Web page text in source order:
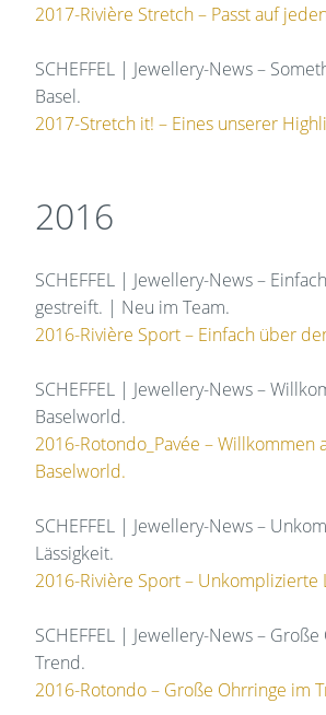
2017-Rivière Stretch – Passt auf
SCHEFFEL | Jewellery-News –
Basel.
2017-Stretch it! – Eines unserer
2016
SCHEFFEL | Jewellery-News –
gestreift. | Neu im Team.
2016-Rivière Sport – Einfach über
SCHEFFEL | Jewellery-News –
Baselworld.
2016-Rotondo_Pavée – Willkommen
Baselworld.
SCHEFFEL | Jewellery-News –
Lässigkeit.
2016-Rivière Sport – Unkomplizierte
SCHEFFEL | Jewellery-News –
Trend.
2016-Rotondo – Große Ohrringe im